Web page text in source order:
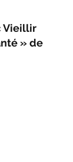
Vieillir
» de